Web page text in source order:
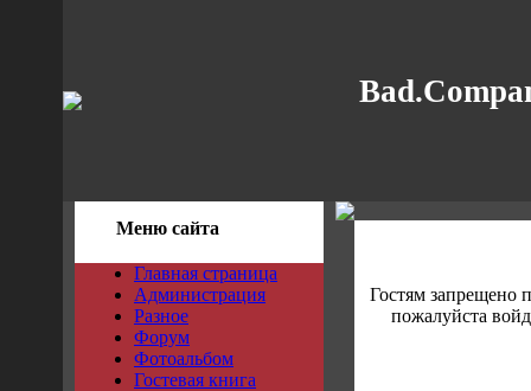
Меню сайта
Главная страница
Администрация
Разное
Форум
Фотоальбом
Гостевая книга
Гостям запрещено
пожалуйста